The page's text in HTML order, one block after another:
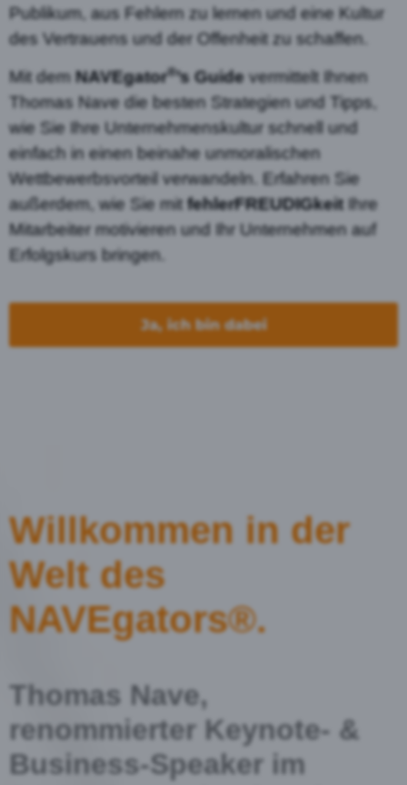
Publikum, aus Fehlern zu lernen und eine Kultur
des Vertrauens und der Offenheit zu schaffen.
Mit dem NAVEgator®’s Guide vermittelt Ihnen
Thomas Nave die besten Strategien und Tipps,
wie Sie Ihre Unternehmenskultur schnell und
einfach in einen beinahe unmoralischen
Wettbewerbsvorteil verwandeln. Erfahren Sie
außerdem, wie Sie mit fehlerFREUDIGkeit Ihre
Mitarbeiter motivieren und Ihr Unternehmen auf
Erfolgskurs bringen.
Ja, ich bin dabei
Willkommen in der
Welt des
NAVEgators®.
Thomas Nave,
renommierter Keynote- &
Business-Speaker im